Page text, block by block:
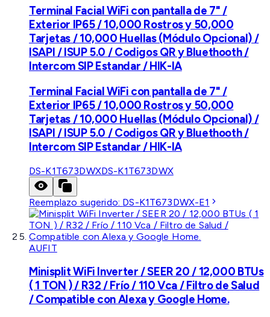
Terminal Facial WiFi con pantalla de 7" /
Exterior IP65 / 10,000 Rostros y 50,000
Tarjetas / 10,000 Huellas (Módulo Opcional) /
ISAPI / ISUP 5.0 / Codigos QR y Bluethooth /
Intercom SIP Estandar / HIK-IA
Terminal Facial WiFi con pantalla de 7" /
Exterior IP65 / 10,000 Rostros y 50,000
Tarjetas / 10,000 Huellas (Módulo Opcional) /
ISAPI / ISUP 5.0 / Codigos QR y Bluethooth /
Intercom SIP Estandar / HIK-IA
DS-K1T673DWXDS-K1T673DWX
Reemplazo sugerido: DS-K1T673DWX-E1
AUFIT
Minisplit WiFi Inverter / SEER 20 / 12,000 BTUs
( 1 TON ) / R32 / Frío / 110 Vca / Filtro de Salud
/ Compatible con Alexa y Google Home.